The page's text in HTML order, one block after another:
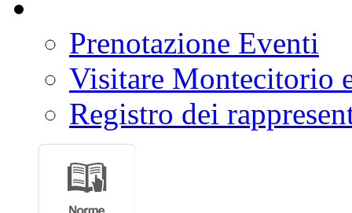
Prenotazione Eventi
Visitare Montecitorio
Registro dei